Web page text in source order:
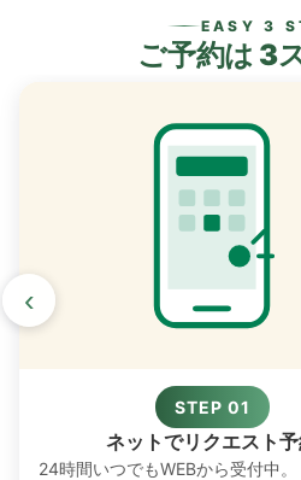
EASY 3
ご予約は 3
STEP 01
ネットでリクエスト
24時間いつでもWEBから受付中。
‹